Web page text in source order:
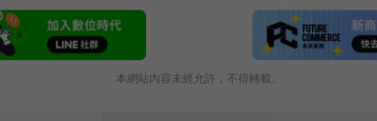
本網站內容未經允許，不得轉載。